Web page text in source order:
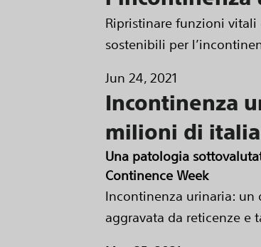
Ripristinare funzioni
sostenibili per
Jun 24, 2021
Incontinenza
milioni di
Una patologia
Continence Week
Incontinenza urinaria: un
aggravata da reticenze e